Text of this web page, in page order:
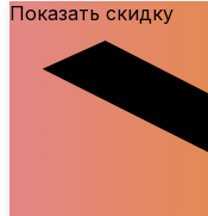
Показать скидку